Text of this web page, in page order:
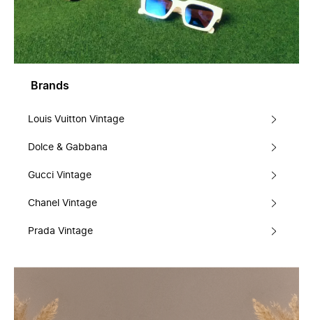
Brands
Louis Vuitton Vintage
Dolce & Gabbana
Gucci Vintage
Chanel Vintage
Prada Vintage